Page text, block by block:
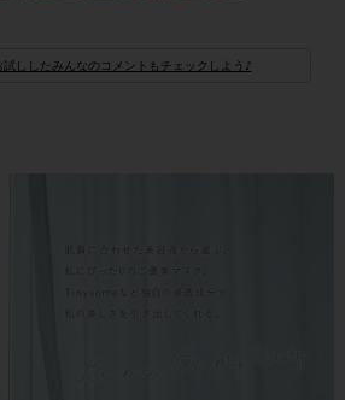
試ししたみんなのコメントもチェックしよう♪